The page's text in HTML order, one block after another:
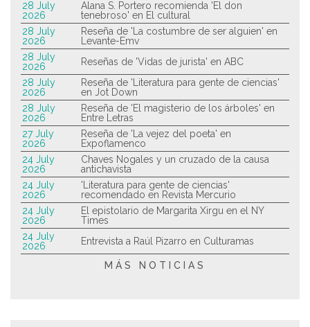
28 July
2026
Alana S. Portero recomienda 'El don
tenebroso' en El cultural
28 July
2026
Reseña de 'La costumbre de ser alguien' en
Levante-Emv
28 July
2026
Reseñas de 'Vidas de jurista' en ABC
28 July
2026
Reseña de 'Literatura para gente de ciencias'
en Jot Down
28 July
2026
Reseña de 'El magisterio de los árboles' en
Entre Letras
27 July
2026
Reseña de 'La vejez del poeta' en
Expoflamenco
24 July
2026
Chaves Nogales y un cruzado de la causa
antichavista
24 July
2026
'Literatura para gente de ciencias'
recomendado en Revista Mercurio
24 July
2026
El epistolario de Margarita Xirgu en el NY
Times
24 July
2026
Entrevista a Raúl Pizarro en Culturamas
MÁS NOTICIAS